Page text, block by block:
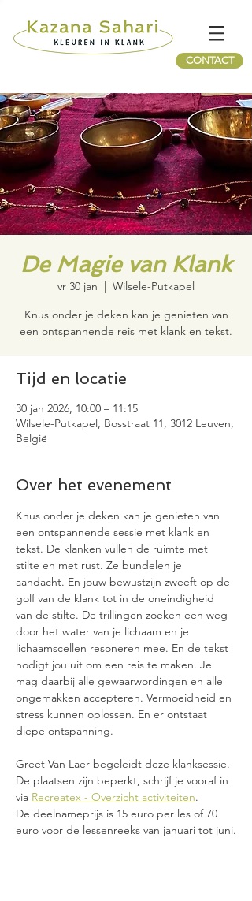
CONTACT
De Magie van Klank
vr 30 jan
  |
Wilsele-Putkapel
Knus onder je deken kan je genieten van
een ontspannende reis met klank en tekst.
Tijd en locatie
30 jan 2026, 10:00 – 11:15
Wilsele-Putkapel, Bosstraat 11, 3012 Leuven,
België
Over het evenement
Knus onder je deken kan je genieten van
een ontspannende sessie met klank en
tekst. De klanken vullen de ruimte met
stilte en met rust. Ze bundelen je
aandacht. En jouw bewustzijn zweeft op de
golf van de klank tot in de oneindigheid
van de stilte. De trillingen zoeken een weg
door het water van je lichaam en je
lichaamscellen resoneren mee. En de tekst
nodigt jou uit om een reis te maken. Je
mag daarbij alle gewaarwordingen en alle
ongemakken accepteren. Vermoeidheid en
stress kunnen oplossen. En er ontstaat
diepe ontspanning.
Greet Van Laer begeleidt deze klanksessie.
De plaatsen zijn beperkt, schrijf je vooraf in
via Recreatex - Overzicht activiteiten.
De deelnameprijs is 15 euro per les of 70
euro voor de lessenreeks van januari tot juni.